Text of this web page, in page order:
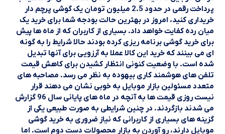
پرداخت رقمی در حدود 2.5 میلیون تومان یک گوشی پرچم دار
خریداری کنید، امروز در بهترین حالت بودجه شما برای خرید یک
میان رده کفایت خواهد داد. بسیاری از کاربران که از ماه ها پیش
برای خرید گوشی برنامه ریزی کرده بودند حالا شرایط را به گونه
ای می بینند که خرید این کالا عملا به آرزویی برای آنها تبدیل
شده است. با وضعیت کنونی انتظار کشیدن برای کاهش قیمت
تلفن های هوشمند کاری بیهوده به نظر می رسد. مصاحبه های
متعدد مسئولین بازار موبایل به خوبی نشان می دهند قرار
نیست روزی قیمت ها به آنچه در ماه های پایانی سال 96 گزارش
می شدند بازگردند. در چنین شرایطی به صورت طبیعی یکی از
گزینه های بسیاری از کاربرانی که نیاز ضروری به خرید گوشی
موبایل دارند، رو آوردن به بازار محصولات دست دوم است. اما